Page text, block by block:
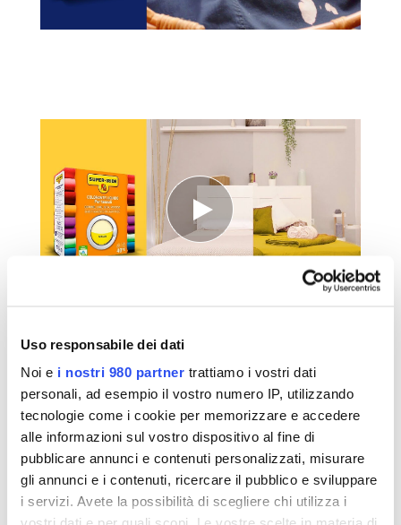
Uso responsabile dei dati
Noi e i nostri 980 partner trattiamo i vostri dati
personali, ad esempio il vostro numero IP, utilizzando
tecnologie come i cookie per memorizzare e accedere
alle informazioni sul vostro dispositivo al fine di
pubblicare annunci e contenuti personalizzati, misurare
gli annunci e i contenuti, ricercare il pubblico e sviluppare
i servizi. Avete la possibilità di scegliere chi utilizza i
ARTICOLI CHE POTREBBERO
INTERESSARTI